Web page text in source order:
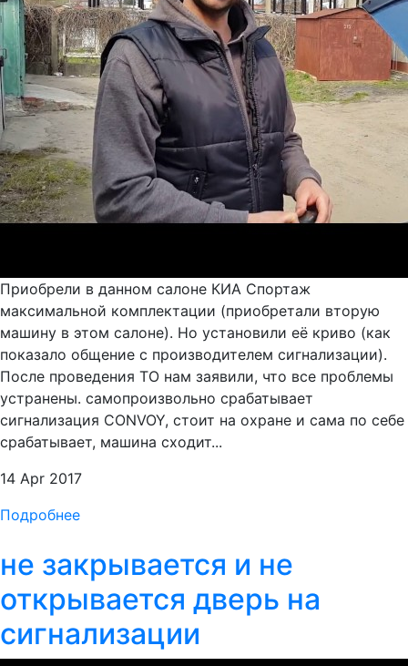
Приобрели в данном салоне КИА Спортаж
максимальной комплектации (приобретали вторую
машину в этом салоне). Но установили её криво (как
показало общение с производителем сигнализации).
После проведения ТО нам заявили, что все проблемы
устранены. самопроизвольно срабатывает
сигнализация CONVOY, стоит на охране и сама по себе
срабатывает, машина сходит...
14 Apr 2017
Подробнее
не закрывается и не
открывается дверь на
сигнализации